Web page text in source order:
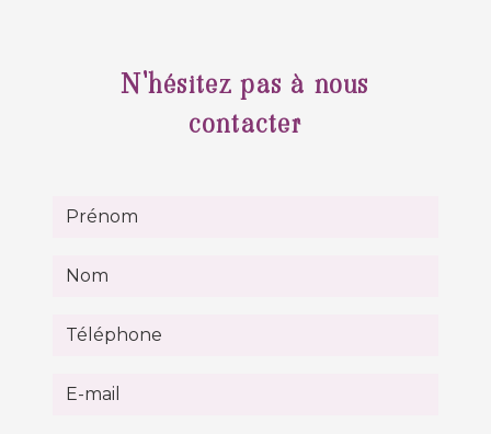
N'hésitez pas à nous
contacter